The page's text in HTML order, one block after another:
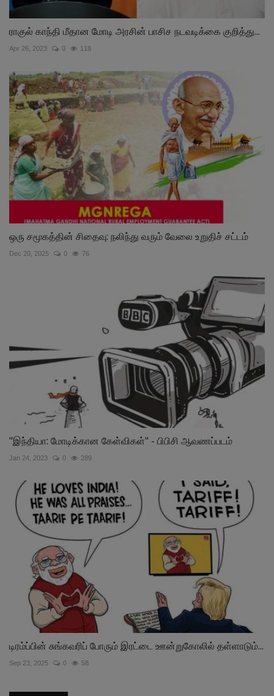
ராகுல் காந்தி மீதான மோடி அரசின் பாசிச நடவடிக்கை குறித்து...
Apr 26, 2023 0 118
ஒரு சமூகத்தின் சிதைவு: நலிந்து வரும் வேலை உறுதிச் சட்டம்
Dec 20, 2025 0 76
"இந்தியா: மோடிக்கான கேள்விகள்" - பிபிசி ஆவணப்படம்
Jan 24, 2023 0 289
டிரம்ப்பின் சுங்கவரிப் போரும் இரட்டை ஊன்றுகோலில் தள்ளாடும்...
Sep 23, 2025 0 58